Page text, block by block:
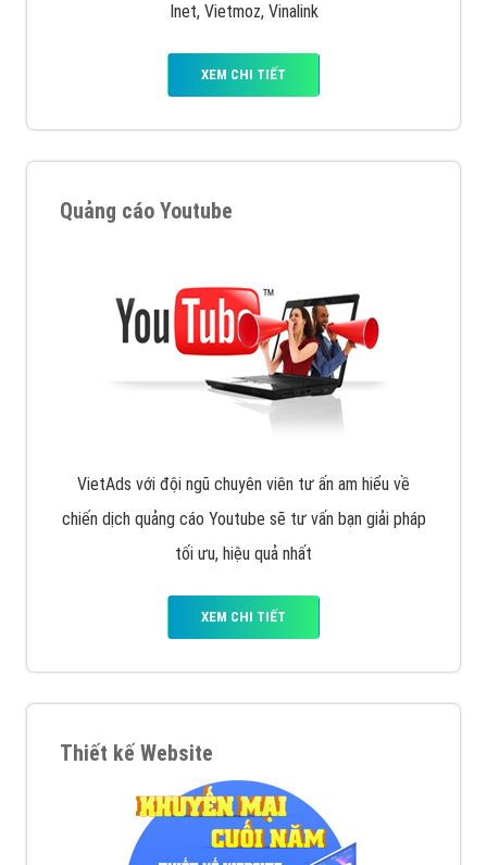
Inet, Vietmoz, Vinalink
XEM CHI TIẾT
Quảng cáo Youtube
VietAds với đội ngũ chuyên viên tư ấn am hiểu về
chiến dịch quảng cáo Youtube sẽ tư vấn bạn giải pháp
tối ưu, hiệu quả nhất
XEM CHI TIẾT
Thiết kế Website